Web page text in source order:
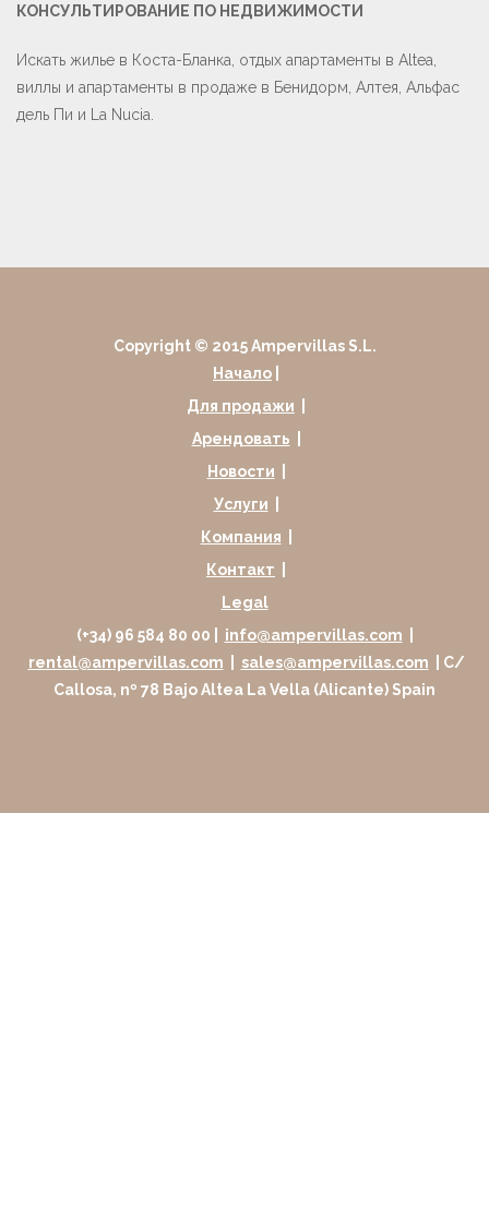
КОНСУЛЬТИРОВАНИЕ ПО НЕДВИЖИМОСТИ
Искать жилье в Коста-Бланка, отдых апартаменты в Altea,
виллы и апартаменты в продаже в Бенидорм, Алтея, Альфас
дель Пи и La Nucia.
Copyright © 2015 Ampervillas S.L.
Начало
Для продажи
Арендовать
Новости
Услуги
Компания
Контакт
Legal
(+34) 96 584 80 00 |
info@ampervillas.com
rental@ampervillas.com
sales@ampervillas.com
| C/
Callosa, nº 78 Bajo Altea La Vella (Alicante) Spain